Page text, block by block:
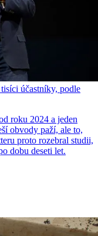
účastníky, podle
roku 2024 a jeden
obvody paží, ale to,
proto rozebral studii,
dobu deseti let.